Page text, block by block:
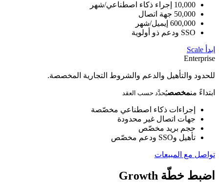
10,000 إجراء ذكاء اصطناعي/شهر
50,000 جهة اتصال
600,000 إيميل/شهر
SSO ودعم ذو أولوية
ابدأ Scale
Enterprise
للحدود والتأهيل والدعم والشروط التجارية المخصصة.
ابتداءً منمخصصيُحدَّد حسب العقد
إجراءات ذكاء اصطناعي مخصّصة
جهات اتصال غير محدودة
حجم بريد مخصّص
تأهيل وSSO ودعم مخصّص
تواصل مع المبيعات
اضبط خطّة Growth